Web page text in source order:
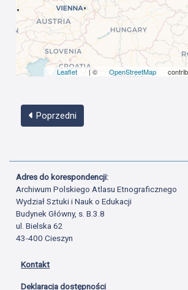
Leaflet | © OpenStreetMap
Poprzedni
Adres do korespondencji:
Archiwum Polskiego Atlasu Etnograficznego
Wydział Sztuki i Nauk o Edukacji
Budynek Główny, s. B.3.8
ul. Bielska 62
43-400 Cieszyn
Kontakt
Deklaracja dostępności